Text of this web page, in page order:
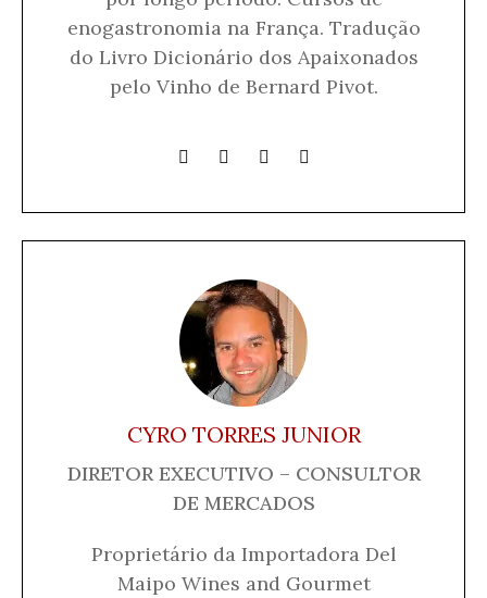
enogastronomia na França. Tradução
do Livro Dicionário dos Apaixonados
pelo Vinho de Bernard Pivot.
CYRO TORRES JUNIOR
DIRETOR EXECUTIVO – CONSULTOR
DE MERCADOS
Proprietário da Importadora Del
Maipo Wines and Gourmet